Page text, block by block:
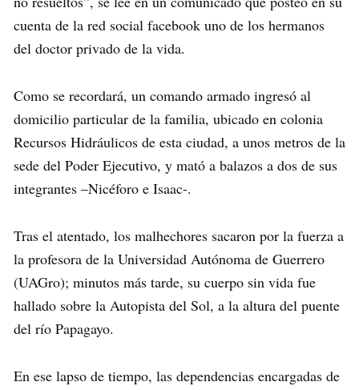
cuenta de la red social facebook uno de los hermanos
del doctor privado de la vida.
Como se recordará, un comando armado ingresó al
domicilio particular de la familia, ubicado en colonia
Recursos Hidráulicos de esta ciudad, a unos metros de la
sede del Poder Ejecutivo, y mató a balazos a dos de sus
integrantes –Nicéforo e Isaac-.
Tras el atentado, los malhechores sacaron por la fuerza a
la profesora de la Universidad Autónoma de Guerrero
(UAGro); minutos más tarde, su cuerpo sin vida fue
hallado sobre la Autopista del Sol, a la altura del puente
del río Papagayo.
En ese lapso de tiempo, las dependencias encargadas de